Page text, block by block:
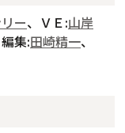
ー、ＶＥ:山岸
集:田崎精一、